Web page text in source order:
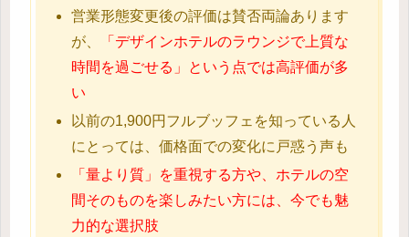
営業形態変更後の評価は賛否両論あります
が、
「デザインホテルのラウンジで上質な
時間を過ごせる」という点では高評価が多
い
以前の1,900円フルブッフェを知っている人
にとっては、価格面での変化に戸惑う声も
「量より質」を重視する方や、ホテルの空
間そのものを楽しみたい方には、今でも魅
力的な選択肢